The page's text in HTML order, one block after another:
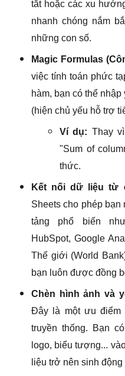
tắt hoặc các xu
nhanh chóng nắm
những con số.
Magic Formulas
việc tính toán phức
hàm, bạn có thể
(hiện chủ yếu hỗ trợ
Ví dụ: Thay vì
"Sum of
thức.
Kết nối dữ liệu từ
Sheets cho phép
tảng phổ biến như
HubSpot, Google
Thế giới (World
bạn luôn được đồng
Chèn hình ảnh và
Đây là một ưu điểm
truyền thống. Bạn
logo, biểu tượng...
liệu trở nên sinh